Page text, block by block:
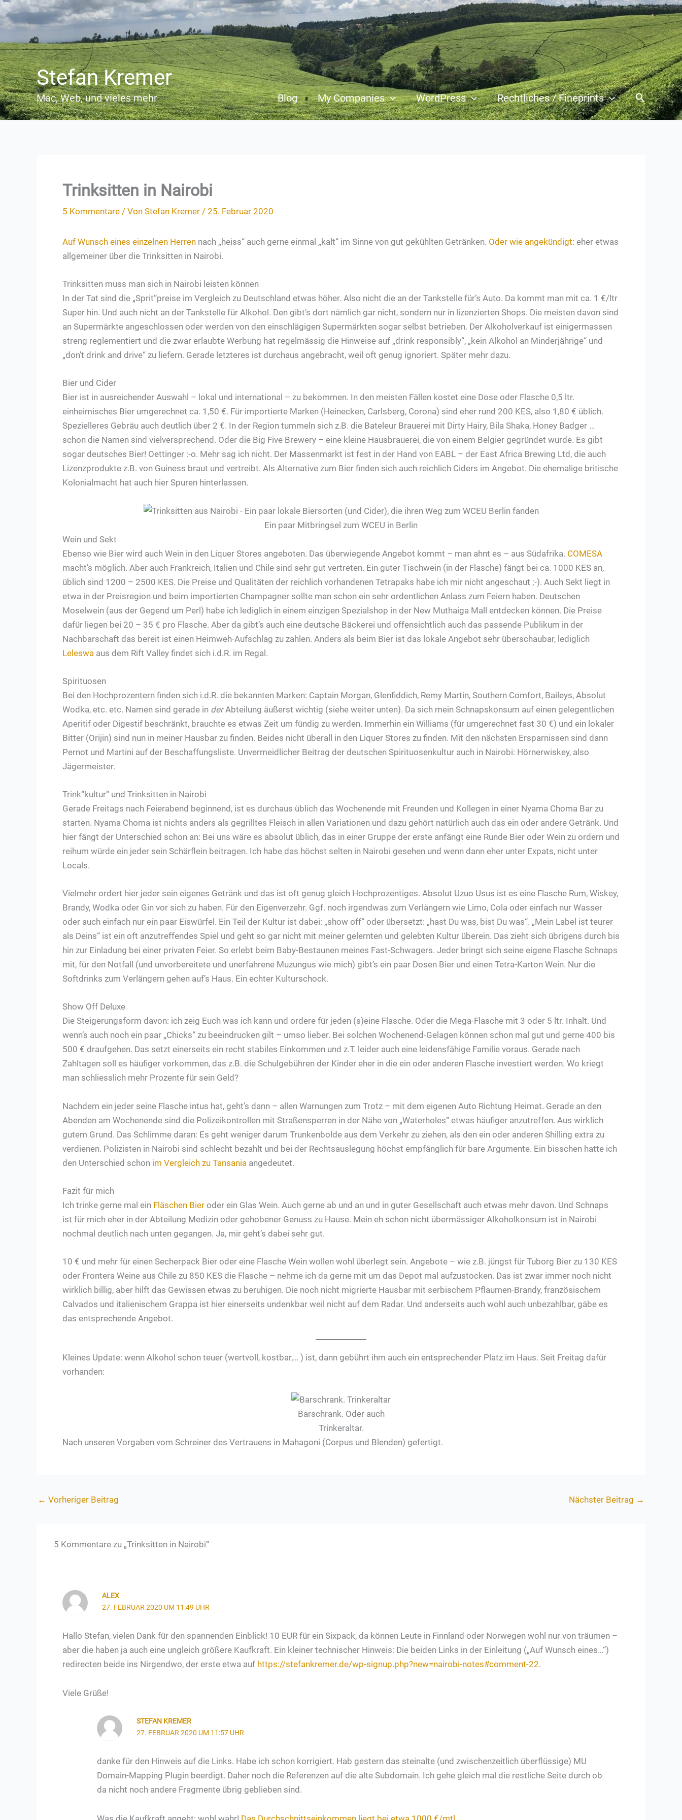
Zum
Inhalt
springen
Stefan Kremer
Mac, Web, und vieles mehr Blog My Companies WordPress Rechtliches / Fineprints Suchen
Trinksitten in Nairobi
5 Kommentare / Von Stefan Kremer / 25. Februar 2020
Auf Wunsch eines einzelnen Herren nach „heiss“ auch gerne einmal „kalt“ im Sinne von gut gekühlten Getränken. Oder wie angekündigt: eher etwas
allgemeiner über die Trinksitten in Nairobi.
Trinksitten muss man sich in Nairobi leisten können
In der Tat sind die „Sprit“preise im Vergleich zu Deutschland etwas höher. Also nicht die an der Tankstelle für’s Auto. Da kommt man mit ca. 1 €/ltr
Super hin. Und auch nicht an der Tankstelle für Alkohol. Den gibt’s dort nämlich gar nicht, sondern nur in lizenzierten Shops. Die meisten davon sind
an Supermärkte angeschlossen oder werden von den einschlägigen Supermärkten sogar selbst betrieben. Der Alkoholverkauf ist einigermassen
streng reglementiert und die zwar erlaubte Werbung hat regelmässig die Hinweise auf „drink responsibly“, „kein Alkohol an Minderjährige“ und
„don’t drink and drive“ zu liefern. Gerade letzteres ist durchaus angebracht, weil oft genug ignoriert. Später mehr dazu.
Bier und Cider
Bier ist in ausreichender Auswahl – lokal und international – zu bekommen. In den meisten Fällen kostet eine Dose oder Flasche 0,5 ltr.
einheimisches Bier umgerechnet ca. 1,50 €. Für importierte Marken (Heinecken, Carlsberg, Corona) sind eher rund 200 KES, also 1,80 € üblich.
Spezielleres Gebräu auch deutlich über 2 €. In der Region tummeln sich z.B. die Bateleur Brauerei mit Dirty Hairy, Bila Shaka, Honey Badger …
schon die Namen sind vielversprechend. Oder die Big Five Brewery – eine kleine Hausbrauerei, die von einem Belgier gegründet wurde. Es gibt
sogar deutsches Bier! Oettinger :-o. Mehr sag ich nicht. Der Massenmarkt ist fest in der Hand von EABL – der East Africa Brewing Ltd, die auch
Lizenzprodukte z.B. von Guiness braut und vertreibt. Als Alternative zum Bier finden sich auch reichlich Ciders im Angebot. Die ehemalige britische
Kolonialmacht hat auch hier Spuren hinterlassen.
Ein paar Mitbringsel zum WCEU in Berlin
Wein und Sekt
Ebenso wie Bier wird auch Wein in den Liquer Stores angeboten. Das überwiegende Angebot kommt – man ahnt es – aus Südafrika. COMESA
macht’s möglich. Aber auch Frankreich, Italien und Chile sind sehr gut vertreten. Ein guter Tischwein (in der Flasche) fängt bei ca. 1000 KES an,
üblich sind 1200 – 2500 KES. Die Preise und Qualitäten der reichlich vorhandenen Tetrapaks habe ich mir nicht angeschaut ;-). Auch Sekt liegt in
etwa in der Preisregion und beim importierten Champagner sollte man schon ein sehr ordentlichen Anlass zum Feiern haben. Deutschen
Moselwein (aus der Gegend um Perl) habe ich lediglich in einem einzigen Spezialshop in der New Muthaiga Mall entdecken können. Die Preise
dafür liegen bei 20 – 35 € pro Flasche. Aber da gibt’s auch eine deutsche Bäckerei und offensichtlich auch das passende Publikum in der
Nachbarschaft das bereit ist einen Heimweh-Aufschlag zu zahlen. Anders als beim Bier ist das lokale Angebot sehr überschaubar, lediglich
Leleswa aus dem Rift Valley findet sich i.d.R. im Regal.
Spirituosen
Bei den Hochprozentern finden sich i.d.R. die bekannten Marken: Captain Morgan, Glenfiddich, Remy Martin, Southern Comfort, Baileys, Absolut
Wodka, etc. etc. Namen sind gerade in derAbteilung äußerst wichtig (siehe weiter unten). Da sich mein Schnapskonsum auf einen gelegentlichen
Aperitif oder Digestif beschränkt, brauchte es etwas Zeit um fündig zu werden. Immerhin ein Williams (für umgerechnet fast 30 €) und ein lokaler
Bitter (Orijin) sind nun in meiner Hausbar zu finden. Beides nicht überall in den Liquer Stores zu finden. Mit den nächsten Ersparnissen sind dann
Pernot und Martini auf der Beschaffungsliste. Unvermeidlicher Beitrag der deutschen Spirituosenkultur auch in Nairobi: Hörnerwiskey, also
Jägermeister.
Trink“kultur“ und Trinksitten in Nairobi
Gerade Freitags nach Feierabend beginnend, ist es durchaus üblich das Wochenende mit Freunden und Kollegen in einer Nyama Choma Bar zu
starten. Nyama Choma ist nichts anders als gegrilltes Fleisch in allen Variationen und dazu gehört natürlich auch das ein oder andere Getränk. Und
hier fängt der Unterschied schon an: Bei uns wäre es absolut üblich, das in einer Gruppe der erste anfängt eine Runde Bier oder Wein zu ordern und
reihum würde ein jeder sein Schärflein beitragen. Ich habe das höchst selten in Nairobi gesehen und wenn dann eher unter Expats, nicht unter
Locals.
Vielmehr ordert hier jeder sein eigenes Getränk und das ist oft genug gleich Hochprozentiges. Absolut Uzuo Usus ist es eine Flasche Rum, Wiskey,
Brandy, Wodka oder Gin vor sich zu haben. Für den Eigenverzehr. Ggf. noch irgendwas zum Verlängern wie Limo, Cola oder einfach nur Wasser
oder auch einfach nur ein paar Eiswürfel. Ein Teil der Kultur ist dabei: „show off“ oder übersetzt: „hast Du was, bist Du was“. „Mein Label ist teurer
als Deins“ ist ein oft anzutreffendes Spiel und geht so gar nicht mit meiner gelernten und gelebten Kultur überein. Das zieht sich übrigens durch bis
hin zur Einladung bei einer privaten Feier. So erlebt beim Baby-Bestaunen meines Fast-Schwagers. Jeder bringt sich seine eigene Flasche Schnaps
mit, für den Notfall (und unvorbereitete und unerfahrene Muzungus wie mich) gibt’s ein paar Dosen Bier und einen Tetra-Karton Wein. Nur die
Softdrinks zum Verlängern gehen auf’s Haus. Ein echter Kulturschock.
Show Off Deluxe
Die Steigerungsform davon: ich zeig Euch was ich kann und ordere für jeden (s)eine Flasche. Oder die Mega-Flasche mit 3 oder 5 ltr. Inhalt. Und
wenn’s auch noch ein paar „Chicks“ zu beeindrucken gilt – umso lieber. Bei solchen Wochenend-Gelagen können schon mal gut und gerne 400 bis
500 € draufgehen. Das setzt einerseits ein recht stabiles Einkommen und z.T. leider auch eine leidensfähige Familie voraus. Gerade nach
Zahltagen soll es häufiger vorkommen, das z.B. die Schulgebühren der Kinder eher in die ein oder anderen Flasche investiert werden. Wo kriegt
man schliesslich mehr Prozente für sein Geld?
Nachdem ein jeder seine Flasche intus hat, geht’s dann – allen Warnungen zum Trotz – mit dem eigenen Auto Richtung Heimat. Gerade an den
Abenden am Wochenende sind die Polizeikontrollen mit Straßensperren in der Nähe von „Waterholes“ etwas häufiger anzutreffen. Aus wirklich
gutem Grund. Das Schlimme daran: Es geht weniger darum Trunkenbolde aus dem Verkehr zu ziehen, als den ein oder anderen Shilling extra zu
verdienen. Polizisten in Nairobi sind schlecht bezahlt und bei der Rechtsauslegung höchst empfänglich für bare Argumente. Ein bisschen hatte ich
den Unterschied schon im Vergleich zu Tansania angedeutet.
Fazit für mich
Ich trinke gerne mal ein Fläschen Bier oder ein Glas Wein. Auch gerne ab und an und in guter Gesellschaft auch etwas mehr davon. Und Schnaps
ist für mich eher in der Abteilung Medizin oder gehobener Genuss zu Hause. Mein eh schon nicht übermässiger Alkoholkonsum ist in Nairobi
nochmal deutlich nach unten gegangen. Ja, mir geht’s dabei sehr gut.
10 € und mehr für einen Secherpack Bier oder eine Flasche Wein wollen wohl überlegt sein. Angebote – wie z.B. jüngst für Tuborg Bier zu 130 KES
oder Frontera Weine aus Chile zu 850 KES die Flasche – nehme ich da gerne mit um das Depot mal aufzustocken. Das ist zwar immer noch nicht
wirklich billig, aber hilft das Gewissen etwas zu beruhigen. Die noch nicht migrierte Hausbar mit serbischem Pflaumen-Brandy, französischem
Calvados und italienischem Grappa ist hier einerseits undenkbar weil nicht auf dem Radar. Und anderseits auch wohl auch unbezahlbar, gäbe es
das entsprechende Angebot.
Kleines Update: wenn Alkohol schon teuer (wertvoll, kostbar,… ) ist, dann gebührt ihm auch ein entsprechender Platz im Haus. Seit Freitag dafür
vorhanden:
Barschrank. Oder auch
Trinkeraltar.
Nach unseren Vorgaben vom Schreiner des Vertrauens in Mahagoni (Corpus und Blenden) gefertigt.
← Vorheriger Beitrag Nächster Beitrag →
5 Kommentare zu „Trinksitten in Nairobi“
ALEX
27. FEBRUAR 2020 UM 11:49 UHR
Hallo Stefan, vielen Dank für den spannenden Einblick! 10 EUR für ein Sixpack, da können Leute in Finnland oder Norwegen wohl nur von träumen –
aber die haben ja auch eine ungleich größere Kaufkraft. Ein kleiner technischer Hinweis: Die beiden Links in der Einleitung („Auf Wunsch eines…“)
redirecten beide ins Nirgendwo, der erste etwa auf https://stefankremer.de/wp-signup.php?new=nairobi-notes#comment-22.
Viele Grüße!
STEFAN KREMER
27. FEBRUAR 2020 UM 11:57 UHR
danke für den Hinweis auf die Links. Habe ich schon korrigiert. Hab gestern das steinalte (und zwischenzeitlich überflüssige) MU
Domain-Mapping Plugin beerdigt. Daher noch die Referenzen auf die alte Subdomain. Ich gehe gleich mal die restliche Seite durch ob
da nicht noch andere Fragmente übrig geblieben sind.